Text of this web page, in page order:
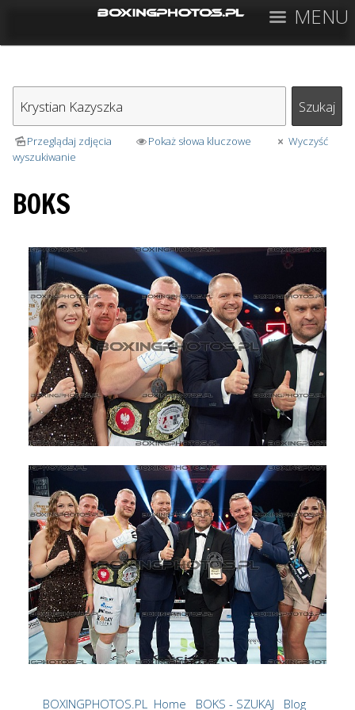
MENU
Przeglądaj zdjęcia Pokaż słowa kluczowe
Wyczyść
wyszukiwanie
BOKS
BOXINGPHOTOS.PL Home BOKS - SZUKAJ Blog